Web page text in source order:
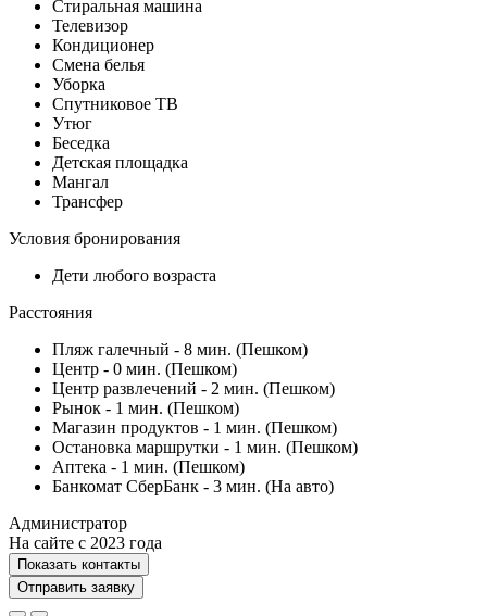
Стиральная машина
Телевизор
Кондиционер
Смена белья
Уборка
Спутниковое ТВ
Утюг
Беседка
Детская площадка
Мангал
Трансфер
Условия бронирования
Дети любого возраста
Расстояния
Пляж галечный - 8 мин. (Пешком)
Центр - 0 мин. (Пешком)
Центр развлечений - 2 мин. (Пешком)
Рынок - 1 мин. (Пешком)
Магазин продуктов - 1 мин. (Пешком)
Остановка маршрутки - 1 мин. (Пешком)
Аптека - 1 мин. (Пешком)
Банкомат СберБанк - 3 мин. (На авто)
Администратор
На сайте с 2023 года
Показать контакты
Отправить заявку